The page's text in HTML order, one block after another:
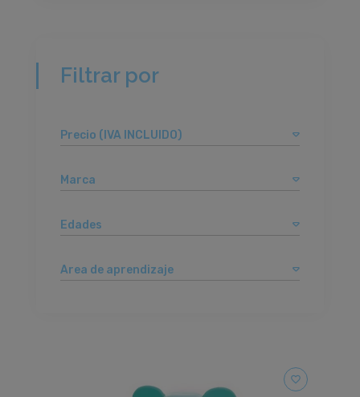
Filtrar por
Precio (IVA INCLUIDO)
Marca
Edades
Area de aprendizaje
favorite_border